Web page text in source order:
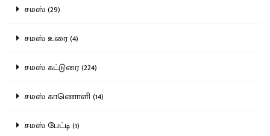
சமஸ் (29)
சமஸ் உரை (4)
சமஸ் கட்டுரை (224)
சமஸ் காணொளி (14)
சமஸ் பேட்டி (1)